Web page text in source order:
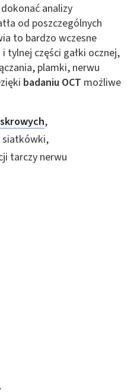
analizy
od poszczególnych
to bardzo wczesne
tylnej części gałki ocznej,
plamki, nerwu
badaniu OCT możliwe
,
siatkówki,
tarczy nerwu